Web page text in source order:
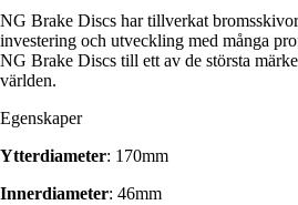
NG Brake Discs har tillverkat
investering och utveckling med många
NG Brake Discs till ett av de största
världen.
Egenskaper
Ytterdiameter: 170mm
Innerdiameter: 46mm